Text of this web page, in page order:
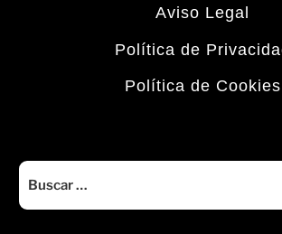
Aviso Legal
Política de
Política de Cookies
Buscar